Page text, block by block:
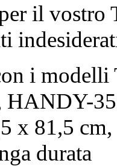
il
i
x 81,5
durata